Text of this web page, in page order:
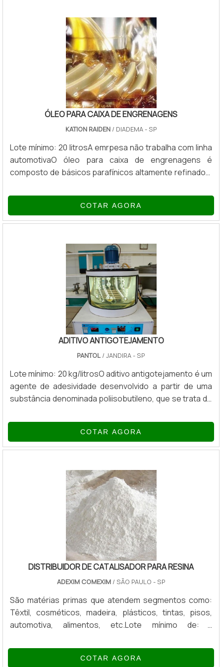
das propriedades e características; Adesivos – Em
formulações de adesivos é necessário o uso.
ÓLEO PARA CAIXA DE ENGRENAGENS
KATION RAIDEN/ DIADEMA - SP
Lote mínimo: 20 litrosA emrpesa não trabalha com linha
automotivaO óleo para caixa de engrenagens é
composto de básicos parafínicos altamente refinados,
corrosão, antioxidantes e antiespumantes. Pode ser
usado em todos os tipos de engrenagens em caixas e
tanques submetidas a elevadas pressões e
estabilidade química; Evita formação de depósitos sob
condições de altas temperaturas; Excelente capac.
COTAR AGORA
ADITIVO ANTIGOTEJAMENTO
PANTOL / JANDIRA - SP
Lote mínimo: 20 kg/litrosO aditivo antigotejamento é um
agente de adesividade desenvolvido a partir de uma
substância denominada poliisobutileno, que se trata de
que o lubrificante formulado não goteje, não respingue,
não escorra e seja capaz de manter a lubrificação
sempre no nível ideal. Os agentes de adesividade são
superfícies, especialmente necessários em máquinas
e ferramentas que trabalha.
COTAR AGORA
DISTRIBUIDOR DE CATALISADOR PARA RESINA
ADEXIM COMEXIM/ SÃO PAULO - SP
São matérias primas que atendem segmentos como:
Têxtil, cosméticos, madeira, plásticos, tintas, pisos,
automotiva, alimentos, etc.Lote mínimo de: 1
resina é um produto químico utilizado para promover a
adesão e modificar as propriedades finas das resinas,
COTAR AGORA